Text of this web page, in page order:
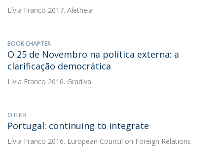
Lívia Franco 2017. Aletheia
BOOK CHAPTER
O 25 de Novembro na política externa: a
clarificação democrática
Lívia Franco 2016. Gradiva
OTHER
Portugal: continuing to integrate
Lívia Franco 2016. European Council on Foreign Relations